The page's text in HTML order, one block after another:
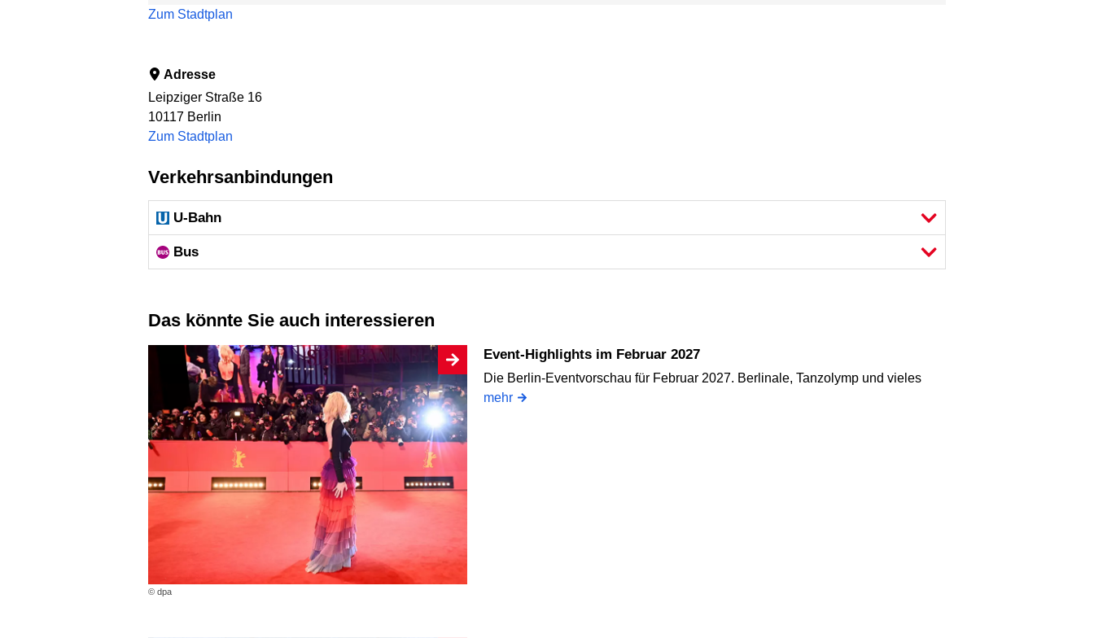
Zum Stadtplan
Adresse
Leipziger Straße 16
10117 Berlin
Zum Stadtplan
Verkehrsanbindungen
U-Bahn
Bus
Das könnte Sie auch interessieren
© dpa
Event-Highlights im Februar 2027
Die Berlin-Eventvorschau für Februar 2027. Berlinale, Tanzolymp und vieles
mehr